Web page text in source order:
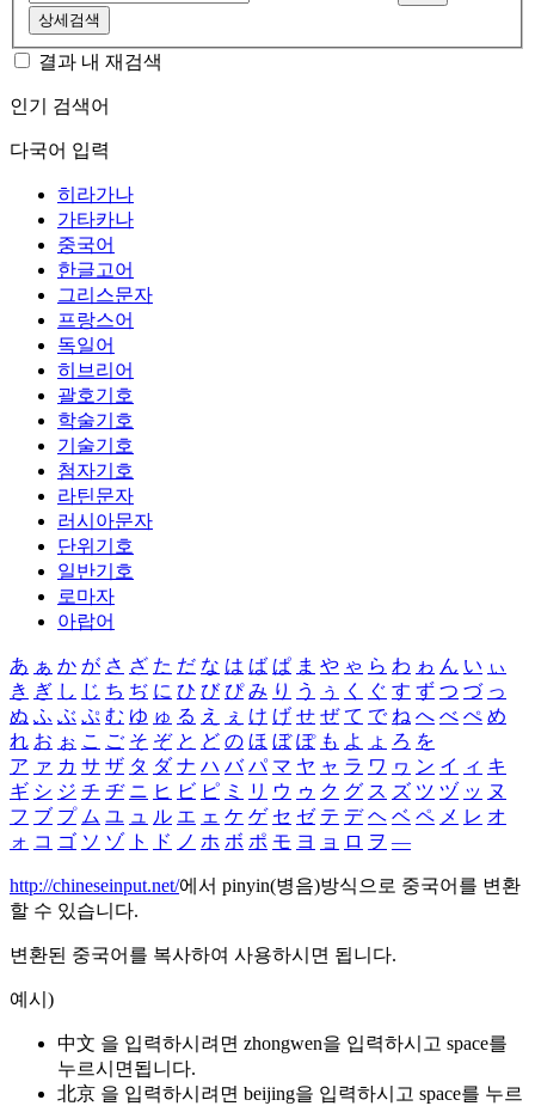
상세검색
결과 내 재검색
인기 검색어
다국어 입력
히라가나
가타카나
중국어
한글고어
그리스문자
프랑스어
독일어
히브리어
괄호기호
학술기호
기술기호
첨자기호
라틴문자
러시아문자
단위기호
일반기호
로마자
아랍어
あ ぁ か が さ ざ た だ な は ば ぱ ま や ゃ ら わ ゎ ん い ぃ
き ぎ し じ ち ぢ に ひ び ぴ み り う ぅ く ぐ す ず つ づ っ
ぬ ふ ぶ ぷ む ゆ ゅ る え ぇ け げ せ ぜ て で ね へ べ ぺ め
れ お ぉ こ ご そ ぞ と ど の ほ ぼ ぽ も よ ょ ろ を
ア ァ カ サ ザ タ ダ ナ ハ バ パ マ ヤ ャ ラ ワ ヮ ン イ ィ キ
ギ シ ジ チ ヂ ニ ヒ ビ ピ ミ リ ウ ゥ ク グ ス ズ ツ ヅ ッ ヌ
フ ブ プ ム ユ ュ ル エ ェ ケ ゲ セ ゼ テ デ ヘ ベ ペ メ レ オ
ォ コ ゴ ソ ゾ ト ド ノ ホ ボ ポ モ ヨ ョ ロ ヲ ―
http://chineseinput.net/에서 pinyin(병음)방식으로 중국어를 변환
할 수 있습니다.
변환된 중국어를 복사하여 사용하시면 됩니다.
예시)
中文 을 입력하시려면 zhongwen을 입력하시고 space를
누르시면됩니다.
北京 을 입력하시려면 beijing을 입력하시고 space를 누르